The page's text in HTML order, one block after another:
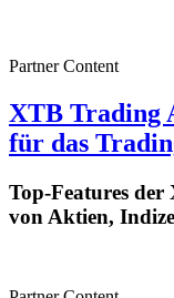
Partner Content
XTB Trading
für das
Top-Features
von Aktien,